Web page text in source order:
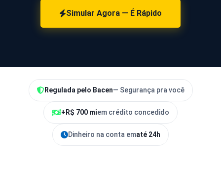
Simular Agora — É Rápido
Regulada pelo Bacen— Segurança pra você
+R$ 700 miem crédito concedido
Dinheiro na conta ematé 24h